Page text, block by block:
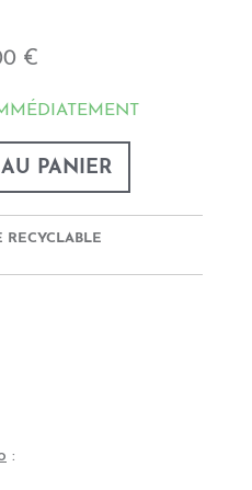
€
PANIER
RECYCLABLE
: